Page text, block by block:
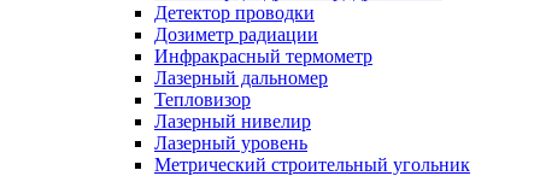
Детектор проводки
Дозиметр радиации
Инфракрасный термометр
Лазерный дальномер
Тепловизор
Лазерный нивелир
Лазерный уровень
Метрический строительный угольник